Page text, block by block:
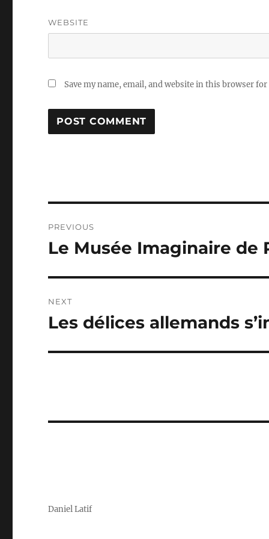
WEBSITE
Save my name, email, and website in this browser
navigation
PREVIOUS
Previous
Le Musée Imaginaire de
NEXT
Next
Les délices allemands
Daniel Latif